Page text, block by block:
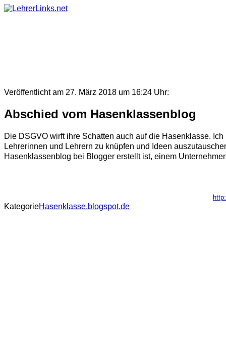
Skip
Veröffentlicht am 27. März 2018 um 16:24 Uhr:
Abschied vom Hasenklassenblog
Die DSGVO wirft ihre Schatten auch auf die Hasenklasse.
Lehrerinnen und Lehrern zu knüpfen und Ideen
Hasenklassenblog bei Blogger erstellt ist, einem
KategorieHasenklasse.blogspot.de